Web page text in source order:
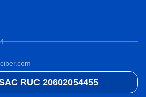
RUC 20602054455